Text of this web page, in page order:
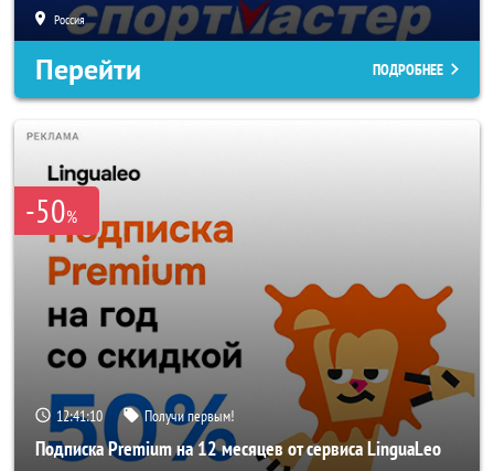
Россия
Перейти ПОДРОБНЕЕ
-50%
12:41:08 Получи первым!
Подписка Premium на 12 месяцев от сервиса LinguaLeo